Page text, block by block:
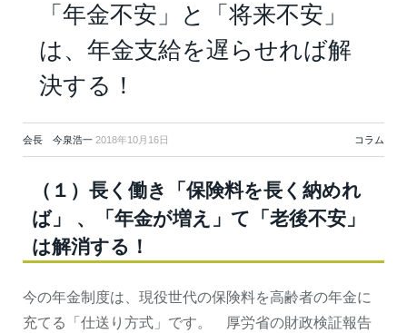
「年金不安」と「将来不安」
は、年金支給を遅らせれば解
決する！
会長 今泉浩一 2018年10月16日 コラム
（１）長く働き「保険料を長く納めれ
ば」 、「年金が増え」て「老後不安」
は解消する！
今の年金制度は、現役世代の保険料を高齢者の年金に
充てる「仕送り方式」です。 厚労省の財政検証報告